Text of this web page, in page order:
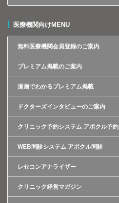
医療機関向けMENU
無料医療機関会員登録のご案内
プレミアム掲載のご案内
漫画でわかるプレミアム掲載
ドクターズインタビューのご案内
クリニック予約システム アポクル予約
WEB問診システム アポクル問診
レセコンアナライザー
クリニック経営マガジン